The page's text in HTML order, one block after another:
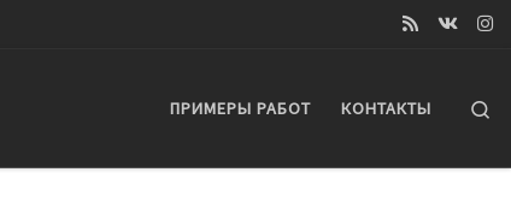
ПРИМЕРЫ РАБОТ КОНТАКТЫ